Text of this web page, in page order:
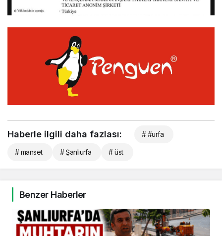
Haberle ilgili daha fazlası: # #urfa
# manset # Şanlıurfa # üst
Benzer Haberler